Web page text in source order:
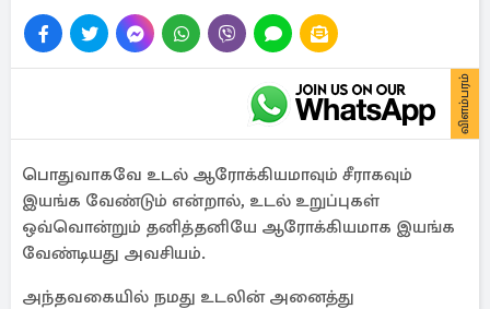
விளம்பரம்
பொதுவாகவே உடல் ஆரோக்கியமாவும் சீராகவும்
இயங்க வேண்டும் என்றால், உடல் உறுப்புகள்
ஒவ்வொன்றும் தனித்தனியே ஆரோக்கியமாக இயங்க
வேண்டியது அவசியம்.
அந்தவகையில் நமது உடலின் அனைத்து